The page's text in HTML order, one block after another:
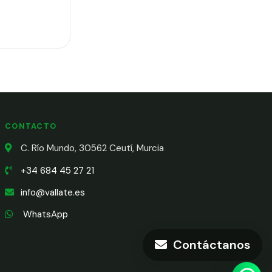
Contáctanos
CONTACTO
C. Río Mundo, 30562 Ceutí, Murcia
+34 684 45 27 21
info@vallate.es
WhatsApp